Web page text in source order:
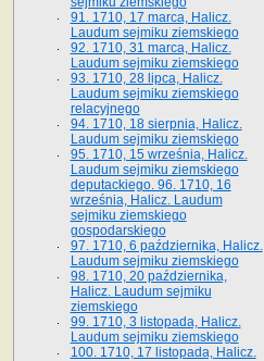
91. 1710, 17 marca, Halicz.
Laudum sejmiku ziemskiego
92. 1710, 31 marca, Halicz.
Laudum sejmiku ziemskiego
93. 1710, 28 lipca, Halicz.
Laudum sejmiku ziemskiego
relacyjnego
94. 1710, 18 sierpnia, Halicz.
Laudum sejmiku ziemskiego
95. 1710, 15 września, Halicz.
Laudum sejmiku ziemskiego
deputackiego. 96. 1710, 16
września, Halicz. Laudum
sejmiku ziemskiego
gospodarskiego
97. 1710, 6 października, Halicz.
Laudum sejmiku ziemskiego
98. 1710, 20 października,
Halicz. Laudum sejmiku
ziemskiego
99. 1710, 3 listopada, Halicz.
Laudum sejmiku ziemskiego
100. 1710, 17 listopada, Halicz.